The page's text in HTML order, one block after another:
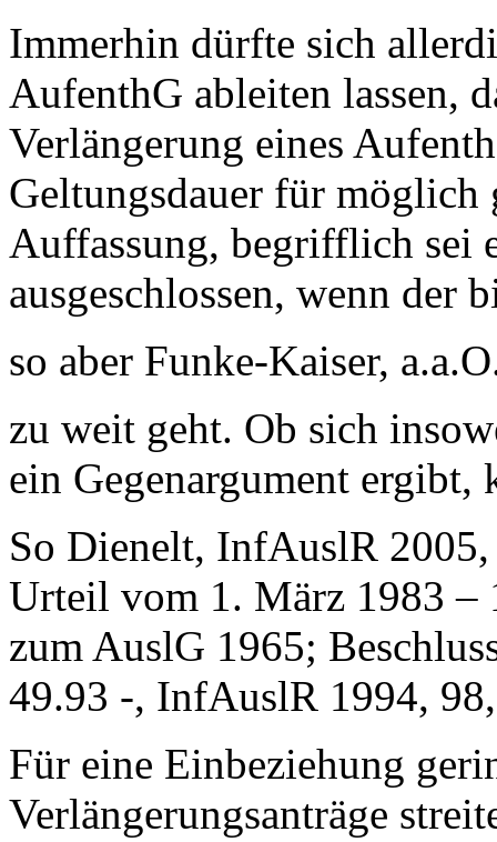
Immerhin dürfte sich
AufenthG ableiten lassen,
Verlängerung eines
Geltungsdauer für möglich
Auffassung, begrifflich sei
ausgeschlossen, wenn der
so aber Funke-Kaiser,
zu weit geht. Ob sich
ein Gegenargument ergibt,
So Dienelt, InfAuslR
Urteil vom 1. März 1983 –
zum AuslG 1965;
49.93 -, InfAuslR 1994,
Für eine Einbeziehung
Verlängerungsanträge